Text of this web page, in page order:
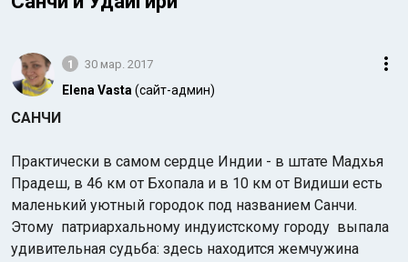
Аравийское море
1 30 мар. 2017
Elena Vasta (сайт-админ)
САНЧИ
Практически в самом сердце Индии - в штате Мадхья
Прадеш, в 46 км от Бхопала и в 10 км от Видиши есть
маленький уютный городок под названием Санчи.
Этому патриархальному индуистскому городу выпала
удивительная судьба: здесь находится жемчужина